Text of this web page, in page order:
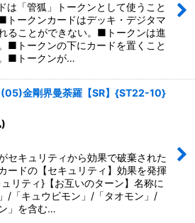
は「管狐」トークンとして使うこと
トークンカードはデッキ・デジタマ
ることができない。■トークンは進
■トークンの下にカードを置くこと
■トークンが…
(05)金剛界曼荼羅【SR】{ST22-10}
セキュリティから効果で破棄された
ードの【セキュリティ】効果を発揮
リティ}【お互いのターン】名称に
/「キュウビモン」/「タオモン」/
」を含む…